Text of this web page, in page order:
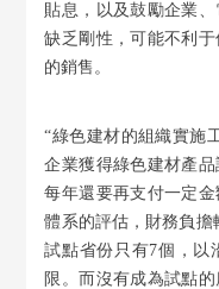
貼息，以及鼓勵企業
缺乏剛性，可能不利
的銷售。
“綠色建材的組織實施
企業獲得綠色建材產
每年還要再支付一定
體系的評估，財務負擔
試點省份只有7個，以
限。而沒有成為試點